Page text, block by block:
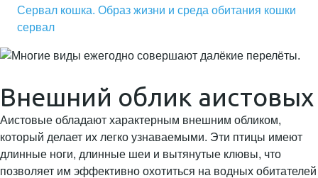
Сервал кошка. Образ жизни и среда обитания кошки
сервал
Внешний облик аистовых
Аистовые обладают характерным внешним обликом,
который делает их легко узнаваемыми. Эти птицы имеют
длинные ноги, длинные шеи и вытянутые клювы, что
позволяет им эффективно охотиться на водных обитателей